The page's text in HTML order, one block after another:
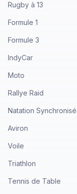
Rugby à 13
Formule 1
Formule 3
IndyCar
Moto
Rallye Raid
Natation
Aviron
Voile
Triathlon
Tennis de Table